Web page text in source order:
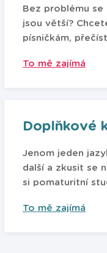
Bez problému se
jsou větší?
písničkám,
To mě zajímá
Doplňkové
Jenom jeden
další a zkusit se
si pomaturitní
To mě zajímá